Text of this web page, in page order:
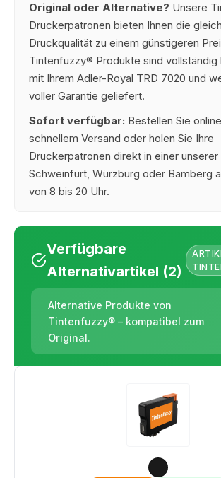
Original oder Alternative? Unsere
Druckerpatronen bieten Ihnen die
Druckqualität zu einem günstigeren
Tintenfuzzy® Produkte sind vollständig
mit Ihrem Adler-Royal TRD 7020 und
voller Garantie geliefert.
Sofort verfügbar: Bestellen Sie
schnellem Versand oder holen Sie Ihre
Druckerpatronen direkt in einer unserer
Schweinfurt, Würzburg oder Bamberg
von 8 bis 20 Uhr.
Verfügbare
Alternativartikel (2)
Alternative Produkte von
Tintenfuzzy® – kompatibel zum
Original.